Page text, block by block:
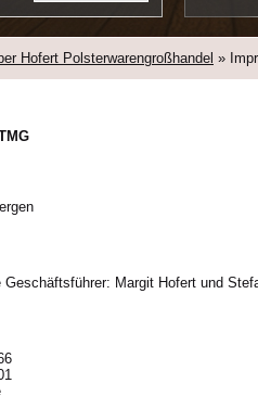
Hofert Polsterwarengroßhandel »
Geschäftsführer: Margit Hofert und